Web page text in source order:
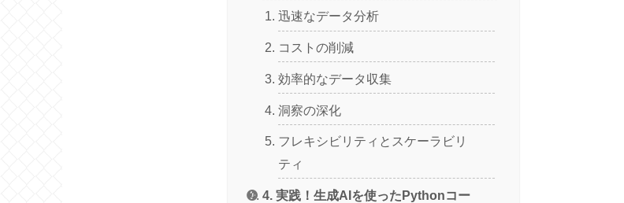
迅速なデータ分析
コストの削減
効率的なデータ収集
洞察の深化
フレキシビリティとスケーラビリ
ティ
4. 実践！生成AIを使ったPythonコー